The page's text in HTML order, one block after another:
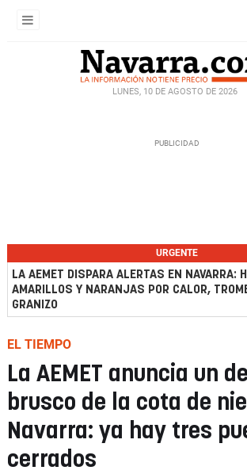
LUNES, 10 DE AGOSTO DE 2026
URGENTE
LA AEMET DISPARA ALERTAS EN NAVARRA:
AMARILLOS Y NARANJAS POR CALOR,
GRANIZO
EL TIEMPO
La AEMET anuncia un
brusco de la cota de
Navarra: ya hay tres
cerrados